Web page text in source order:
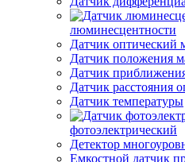
люминесцентности
Датчик оптический
Датчик положения
Датчик
Датчик расстояния
Датчик температуры
фотоэлектрический
Детектор
Емкостной датчик